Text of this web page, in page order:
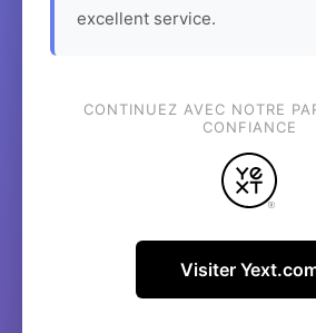
excellent service.
CONTINUEZ AVEC NOTRE
CONFIANCE
Visiter